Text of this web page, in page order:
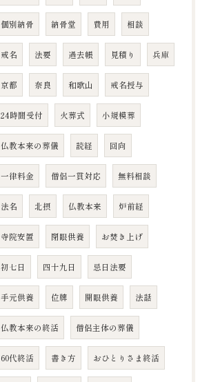
個別納骨 納骨堂 費用 相談
戒名 法要 過去帳 見積り 兵庫
京都 奈良 和歌山 戒名授与
24時間受付 火葬式 小規模葬
仏教本来の葬儀 読経 回向
一律料金 僧侶一貫対応 無料相談
法名 北摂 仏教本来 炉前経
寺院安置 閉眼供養 お焚き上げ
初七日 四十九日 忌日法要
手元供養 位牌 開眼供養 法話
仏教本来の終活 僧侶主体の葬儀
60代終活 書き方 おひとりさま終活